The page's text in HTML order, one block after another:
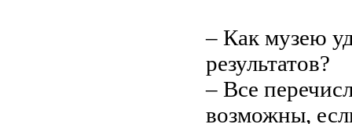
– Как музею
результатов?
– Все
возможны,